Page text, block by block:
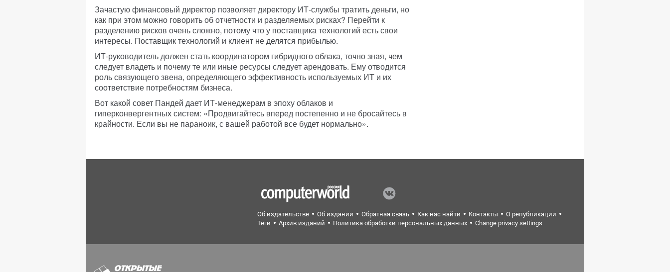
Зачастую финансовый директор позволяет директору ИТ-службы тратить деньги, но
как при этом можно говорить об отчетности и разделяемых рисках? Перейти к
разделению рисков очень сложно, потому что у поставщика технологий есть свои
интересы. Поставщик технологий и клиент не делятся прибылью.
ИТ-руководитель должен стать координатором гибридного облака, точно зная, чем
следует владеть и почему те или иные ресурсы следует арендовать. Ему отводится
роль связующего звена, определяющего эффективность используемых ИТ и их
соответствие потребностям бизнеса.
Вот какой совет Пандей дает ИТ-менеджерам в эпоху облаков и
гиперконвергентных систем: «Продвигайтесь вперед постепенно и не бросайтесь в
крайности. Если вы не параноик, с вашей работой все будет нормально».
Об издательстве Об издании Обратная связь Как нас найти Контакты
О републикации
Теги
Архив изданий Политика обработки персональных данных Change privacy settings